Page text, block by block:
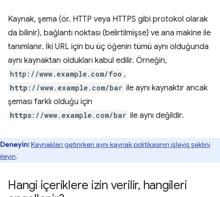
Kaynak, şema (ör. HTTP veya HTTPS gibi protokol olarak
da bilinir), bağlantı noktası (belirtilmişse) ve ana makine ile
tanımlanır. İki URL için bu üç öğenin tümü aynı olduğunda
aynı kaynaktan oldukları kabul edilir. Örneğin,
http://www.example.com/foo ,
http ://www.example.com/bar ile aynı kaynaktır ancak
şeması farklı olduğu için
https://www.example.com/bar ile aynı değildir.
Deneyin:Kaynakları getirirken aynı kaynak politikasının işleyiş şeklini
.
Hangi içeriklere izin verilir, hangileri